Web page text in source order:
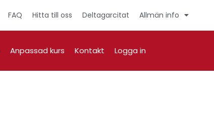
FAQ Hitta till oss Deltagarcitat Allmän info
Anpassad kurs Kontakt Logga in